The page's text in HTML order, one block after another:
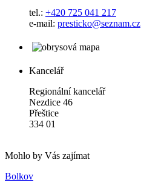
tel.: +420 725 041 217
e-mail: presticko@seznam.cz
Kancelář
Regionální kancelář
Nezdice 46
Přeštice
334 01
Mohlo by Vás zajímat
Bolkov